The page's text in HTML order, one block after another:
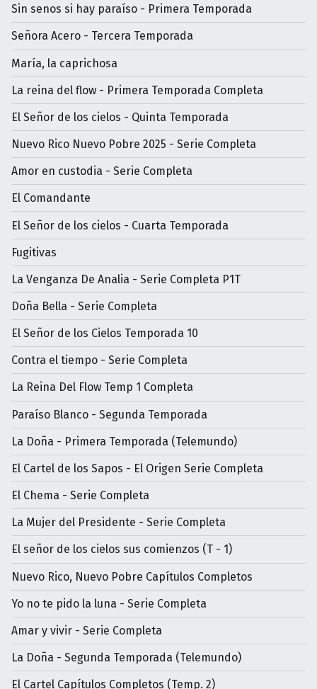
Sin senos si hay paraíso - Primera Temporada
Señora Acero - Tercera Temporada
María, la caprichosa
La reina del flow - Primera Temporada Completa
El Señor de los cielos - Quinta Temporada
Nuevo Rico Nuevo Pobre 2025 - Serie Completa
Amor en custodia - Serie Completa
El Comandante
El Señor de los cielos - Cuarta Temporada
Fugitivas
La Venganza De Analia - Serie Completa P1T
Doña Bella - Serie Completa
El Señor de los Cielos Temporada 10
Contra el tiempo - Serie Completa
La Reina Del Flow Temp 1 Completa
Paraíso Blanco - Segunda Temporada
La Doña - Primera Temporada (Telemundo)
El Cartel de los Sapos - El Origen Serie Completa
El Chema - Serie Completa
La Mujer del Presidente - Serie Completa
El señor de los cielos sus comienzos (T - 1)
Nuevo Rico, Nuevo Pobre Capítulos Completos
Yo no te pido la luna - Serie Completa
Amar y vivir - Serie Completa
La Doña - Segunda Temporada (Telemundo)
El Cartel Capítulos Completos (Temp. 2)